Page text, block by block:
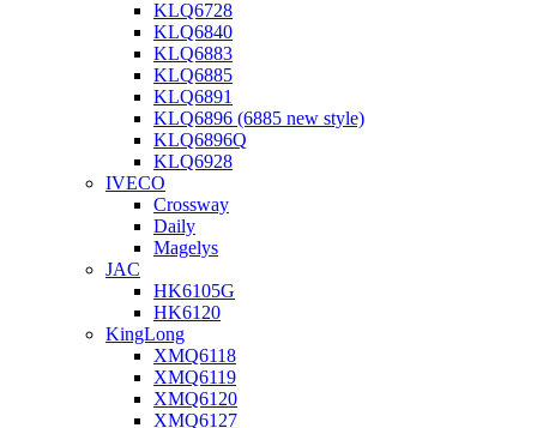
KLQ6728
KLQ6840
KLQ6883
KLQ6885
KLQ6891
KLQ6896 (6885 new style)
KLQ6896Q
KLQ6928
IVECO
Crossway
Daily
Magelys
JAC
HK6105G
HK6120
KingLong
XMQ6118
XMQ6119
XMQ6120
XMQ6127